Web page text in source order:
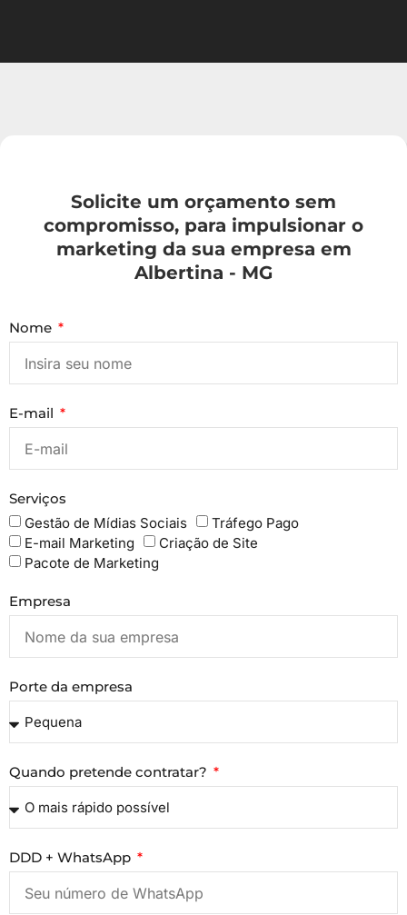
Solicite um orçamento sem
compromisso, para impulsionar o
marketing da sua empresa em
Albertina - MG
Nome
E-mail
Serviços
Gestão de Mídias Sociais
Tráfego Pago
E-mail Marketing
Criação de Site
Pacote de Marketing
Empresa
Porte da empresa
Quando pretende contratar?
DDD + WhatsApp